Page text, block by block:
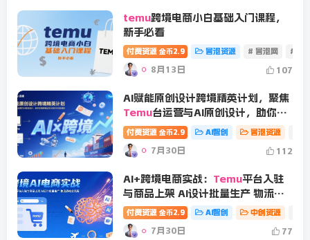
temu跨境电商小白基础入门课程，
新手必看
付费资源 金币 2.9 冒泡资源 # 冒泡网 # 电
8月13日 107
AI赋能原创设计跨境精英计划，聚焦
Temu台运营与AI原创设计，助你实
现跨境业务从0到1000的增长
付费资源 金币 2.9 AI智创 冒泡资源
7月30日 112
AI+跨境电商实战： Temu平台入驻
与商品上架 AI设计批量生产 物流质
检全流程
付费资源 金币 2.9 AI智创 中创资源
7月30日 77